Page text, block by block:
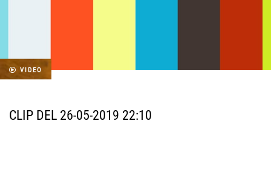
VIDEO
CLIP DEL 26-05-2019 22:10